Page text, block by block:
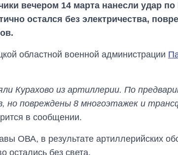
вечером 14 марта нанесли удар
остался без электричества,
областной военной администрации
Курахово из артиллерии. По
но повреждены 8 многоэтажек и
в сообщении.
ОВА, в результате артиллерийских
остались без света.